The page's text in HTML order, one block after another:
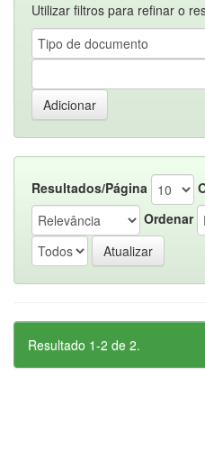
Utilizar filtros para refinar o
Resultados/Página
Ordenar
Resultado 1-2 de 2.